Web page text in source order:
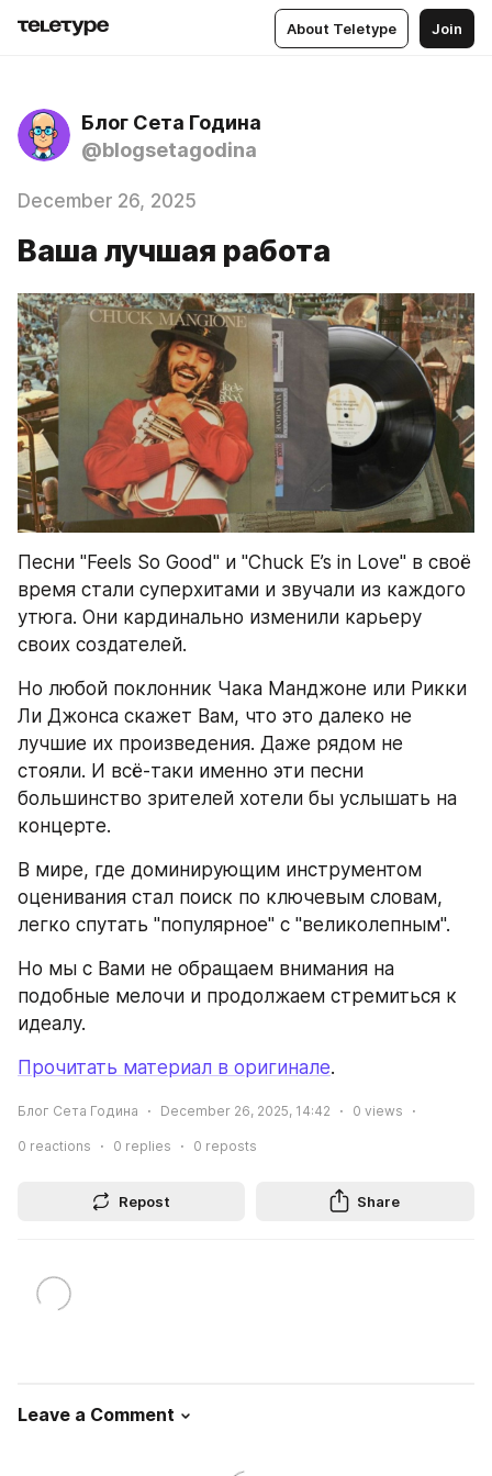
About Teletype Join
Блог Сета Година
@blogsetagodina
December 26, 2025
Ваша лучшая работа
Песни "Feels So Good" и "Chuck E’s in Love" в своё
время стали суперхитами и звучали из каждого
утюга. Они кардинально изменили карьеру
своих создателей.
Но любой поклонник Чака Манджоне или Рикки
Ли Джонса скажет Вам, что это далеко не
лучшие их произведения. Даже рядом не
стояли. И всё-таки именно эти песни
большинство зрителей хотели бы услышать на
концерте.
В мире, где доминирующим инструментом
оценивания стал поиск по ключевым словам,
легко спутать "популярное" с "великолепным".
Но мы с Вами не обращаем внимания на
подобные мелочи и продолжаем стремиться к
идеалу.
Прочитать материал в оригинале.
Блог Сета Година December 26, 2025, 14:42 0 views
0 reactions 0 replies 0 reposts
Repost Share
Leave a Comment